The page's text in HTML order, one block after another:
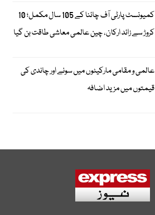
کمیونسٹ پارٹی آف چائنا کے 105 سال مکمل؛ 10
کروڑ سے زائد ارکان، چین عالمی معاشی طاقت بن گیا
عالمی و مقامی مارکیٹوں میں سونے اور چاندی کی
قیمتوں میں مزید اضافہ